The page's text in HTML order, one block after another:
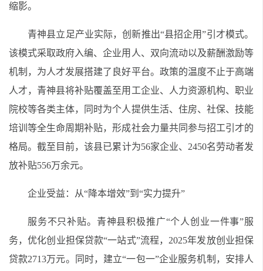
缩影。
青神县立足产业实际，创新推出“县招企用”引才模式。
该模式采取政府入编、企业用人、双向流动以及薪酬激励等
机制，为人才发展搭建了良好平台。政策的温度不止于高端
人才，青神县将补贴覆盖至用工企业、人力资源机构、职业
院校等各类主体，同时为个人提供生活、住房、社保、技能
培训等全生命周期补贴，形成社会力量共同参与招工引才的
格局。截至目前，该县已累计为56家企业、2450名劳动者发
放补贴556万余元。
企业受益：从“降本增效”到“实力提升”
服务不只补贴。青神县积极推广“个人创业一件事”服
务，优化创业担保贷款“一站式”流程，2025年发放创业担保
贷款2713万元。同时，建立“一包一”企业服务机制，安排人